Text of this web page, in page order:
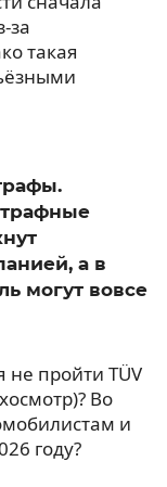
за
такая
а в
могут вовсе
не пройти TÜV
Во
и
году?